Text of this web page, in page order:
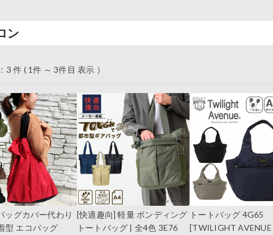
ン
3 件 ( 1件 ～ 3件目 表示 ）
ッグカバー代わり
型 エコバッグ
[快適趣向] 軽量 ボンディング
トートバッグ | 全4色 3E76
トートバッグ 4G65
[TWILIGHT AVENUE